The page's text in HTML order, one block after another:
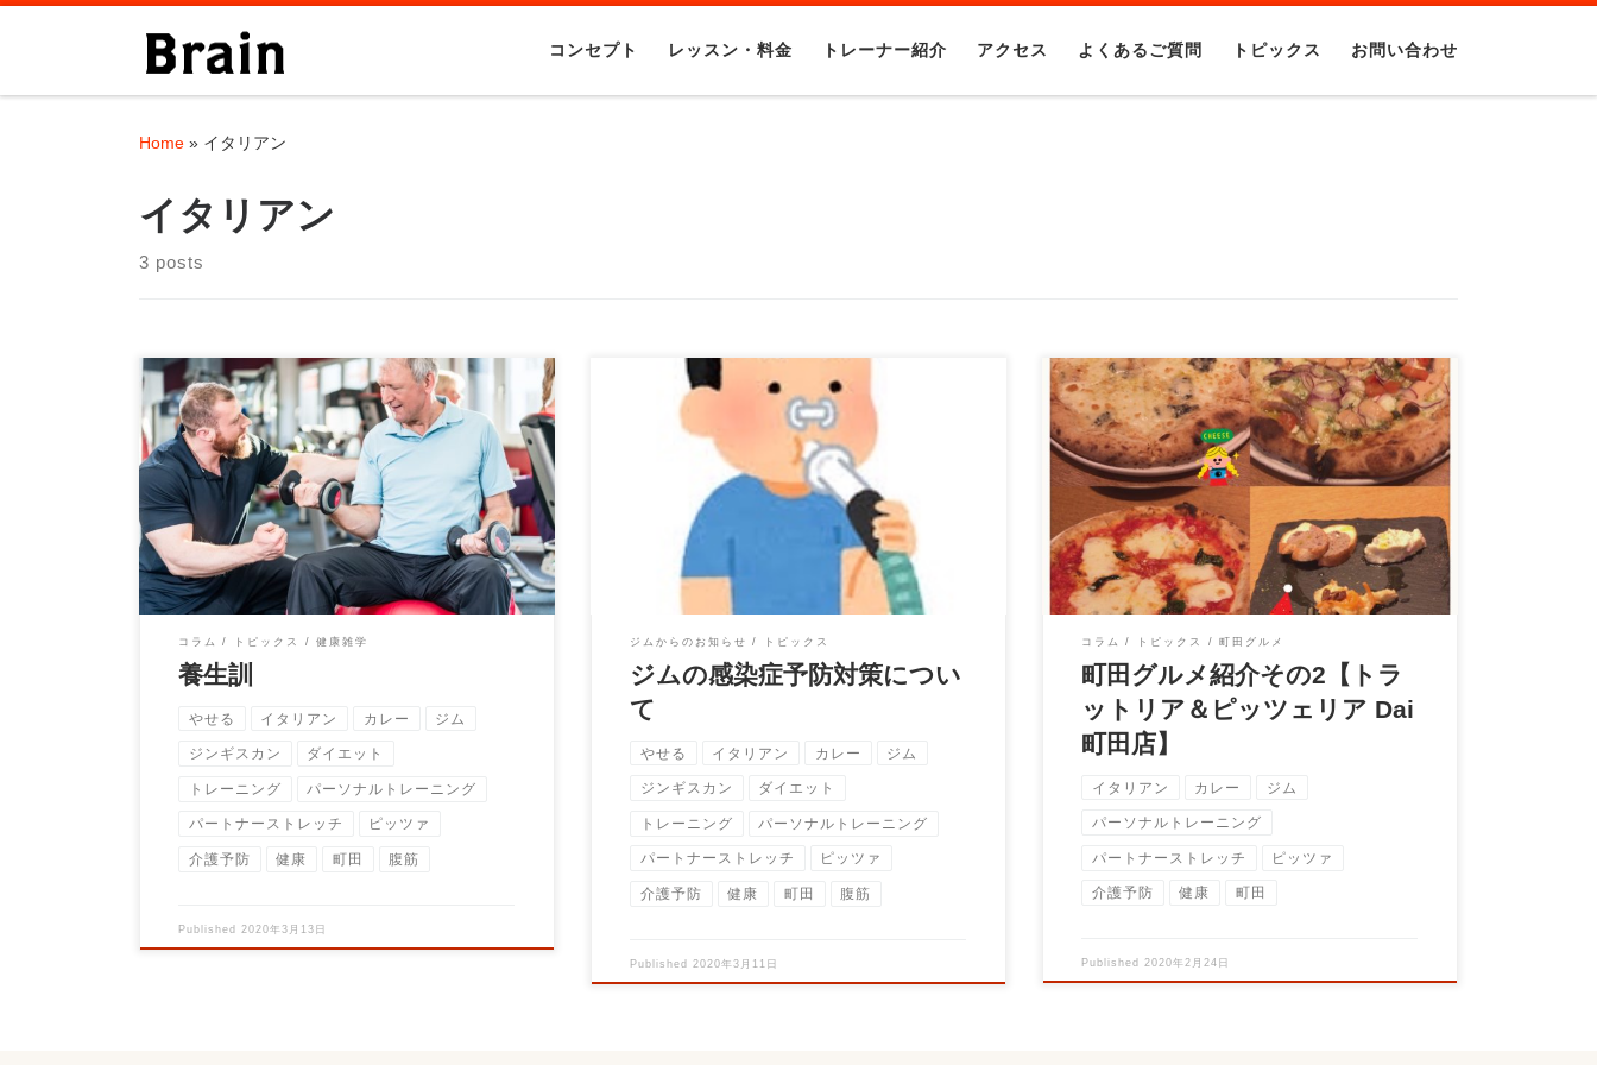
Skip to content
コンセプト レッスン・料金 トレーナー紹介 アクセス よくあるご質問 トピックス お問い合わせ
Home » イタリアン
イタリアン
3 posts
こんにちは！ パーソナルトレーナーの大石で
す。 今日は養生訓の話です。 先日、駅前を
歩い […]
コラム トピックス 健康雑学
養生訓
やせる イタリアン カレー ジム
ジンギスカン ダイエット
トレーニング パーソナルトレーニング
パートナーストレッチ ピッツァ
介護予防 健康 町田 腹筋
Published 2020年3月13日
パーソナルトレーニングジムBrain 感染症対策
及びジムの衛生環境の為に 次亜塩素酸水を導
入いたしま […]
ジムからのお知らせ トピックス
ジムの感染症予防対策につい
て
やせる イタリアン カレー ジム
ジンギスカン ダイエット
トレーニング パーソナルトレーニング
パートナーストレッチ ピッツァ
介護予防 健康 町田 腹筋
Published 2020年3月11日
こんにちは！ 町田、特にジムの周りにあるオ
ススメグルメを紹介しています。 トラットリ
ア＆ピッツェリア […]
コラム トピックス 町田グルメ
町田グルメ紹介その2【トラ
ットリア＆ピッツェリア Dai
町田店】
イタリアン カレー ジム
パーソナルトレーニング
パートナーストレッチ ピッツァ
介護予防 健康 町田
Published2020年2月24日